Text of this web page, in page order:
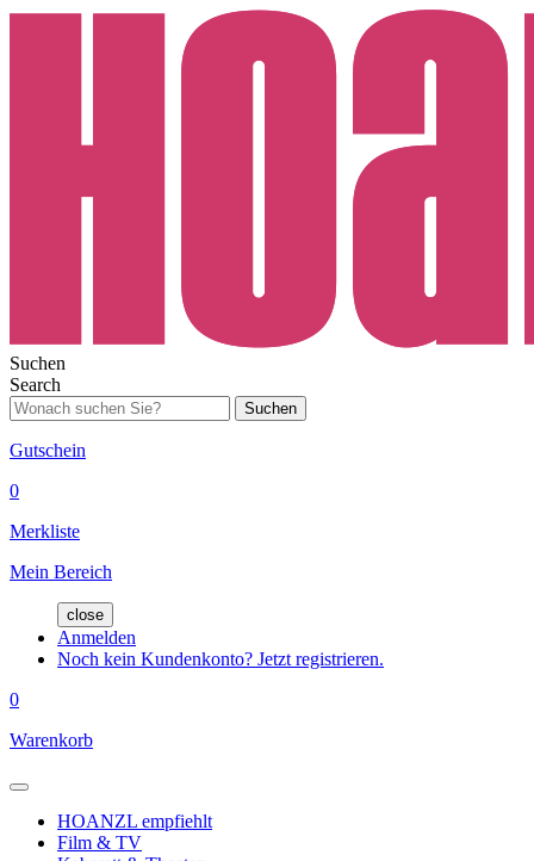
Suchen
Search
Suchen
Gutschein
0
Merkliste
Mein Bereich
close
Anmelden
Noch kein Kundenkonto? Jetzt registrieren.
0
Warenkorb
HOANZL empfiehlt
Film & TV